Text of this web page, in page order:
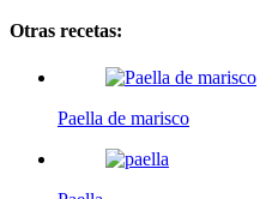
Otras recetas:
Paella de marisco